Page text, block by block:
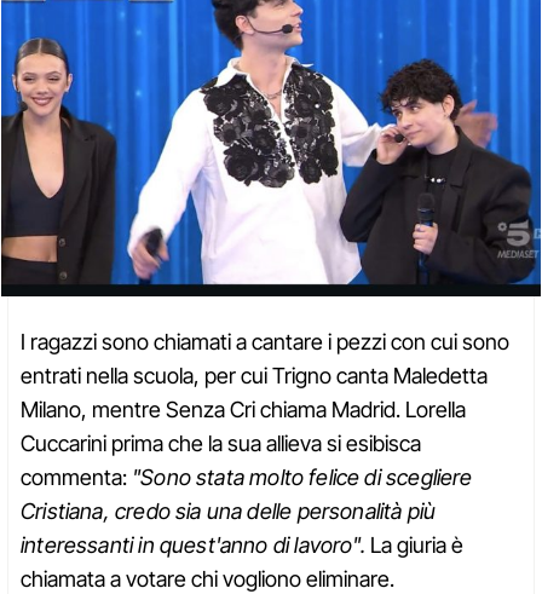
I ragazzi sono chiamati a cantare i pezzi con cui sono
entrati nella scuola, per cui Trigno canta Maledetta
Milano, mentre Senza Cri chiama Madrid. Lorella
Cuccarini prima che la sua allieva si esibisca
commenta: "Sono stata molto felice di scegliere
Cristiana, credo sia una delle personalità più
interessanti in quest'anno di lavoro". La giuria è
chiamata a votare chi vogliono eliminare.